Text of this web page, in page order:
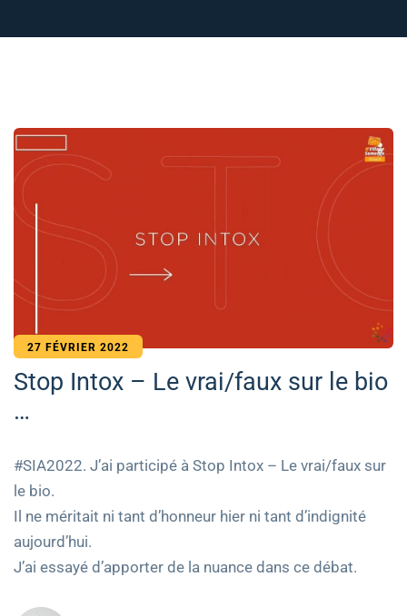
27 FÉVRIER 2022
Stop Intox – Le vrai/faux sur le bio
…
#SIA2022. J’ai participé à Stop Intox – Le vrai/faux sur
le bio.
Il ne méritait ni tant d’honneur hier ni tant d’indignité
aujourd’hui.
J’ai essayé d’apporter de la nuance dans ce débat.